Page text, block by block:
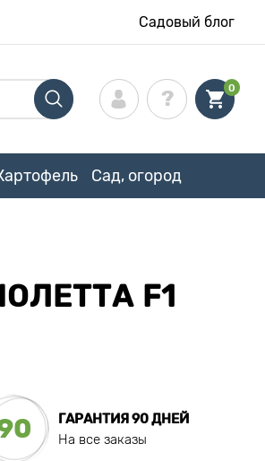
Садовый блог
0
Сад, огород
F1
ГАРАНТИЯ 90 ДНЕЙ
На все заказы